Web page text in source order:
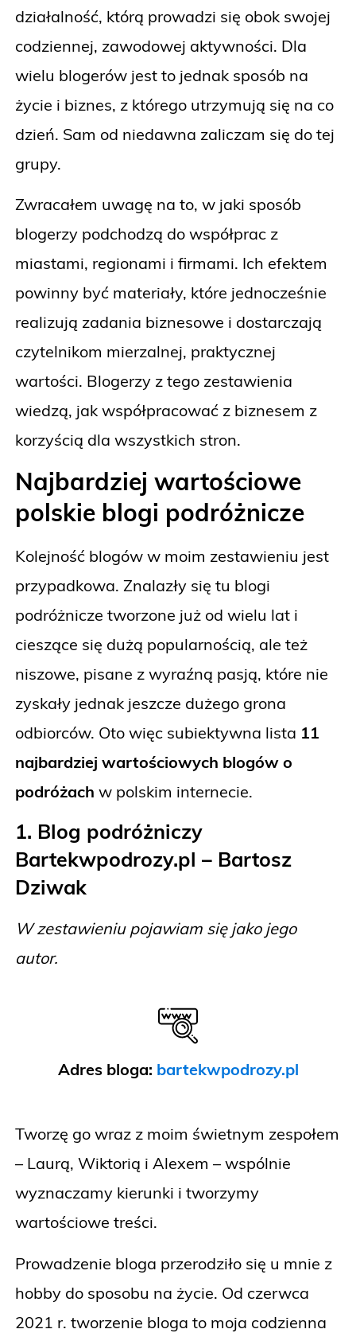
działalność, którą prowadzi się obok swojej
codziennej, zawodowej aktywności. Dla
wielu blogerów jest to jednak sposób na
życie i biznes, z którego utrzymują się na co
dzień. Sam od niedawna zaliczam się do tej
grupy.
Zwracałem uwagę na to, w jaki sposób
blogerzy podchodzą do współprac z
miastami, regionami i firmami. Ich efektem
powinny być materiały, które jednocześnie
realizują zadania biznesowe i dostarczają
czytelnikom mierzalnej, praktycznej
wartości. Blogerzy z tego zestawienia
wiedzą, jak współpracować z biznesem z
korzyścią dla wszystkich stron.
Najbardziej wartościowe
polskie blogi podróżnicze
Kolejność blogów w moim zestawieniu jest
przypadkowa. Znalazły się tu blogi
podróżnicze tworzone już od wielu lat i
cieszące się dużą popularnością, ale też
niszowe, pisane z wyraźną pasją, które nie
zyskały jednak jeszcze dużego grona
odbiorców. Oto więc subiektywna lista 11
najbardziej wartościowych blogów o
podróżach w polskim internecie.
1. Blog podróżniczy
Bartekwpodrozy.pl – Bartosz
Dziwak
W zestawieniu pojawiam się jako jego
autor.
Adres bloga: bartekwpodrozy.pl
Tworzę go wraz z moim świetnym zespołem
– Laurą, Wiktorią i Alexem – wspólnie
wyznaczamy kierunki i tworzymy
wartościowe treści.
Prowadzenie bloga przerodziło się u mnie z
hobby do sposobu na życie. Od czerwca
2021 r. tworzenie bloga to moja codzienna